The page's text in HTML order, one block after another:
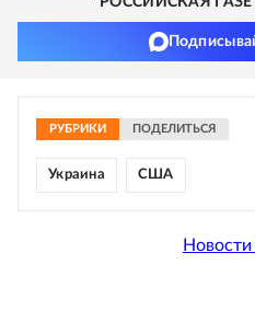
РУБРИКИ ПОДЕЛИТЬСЯ
Украина США